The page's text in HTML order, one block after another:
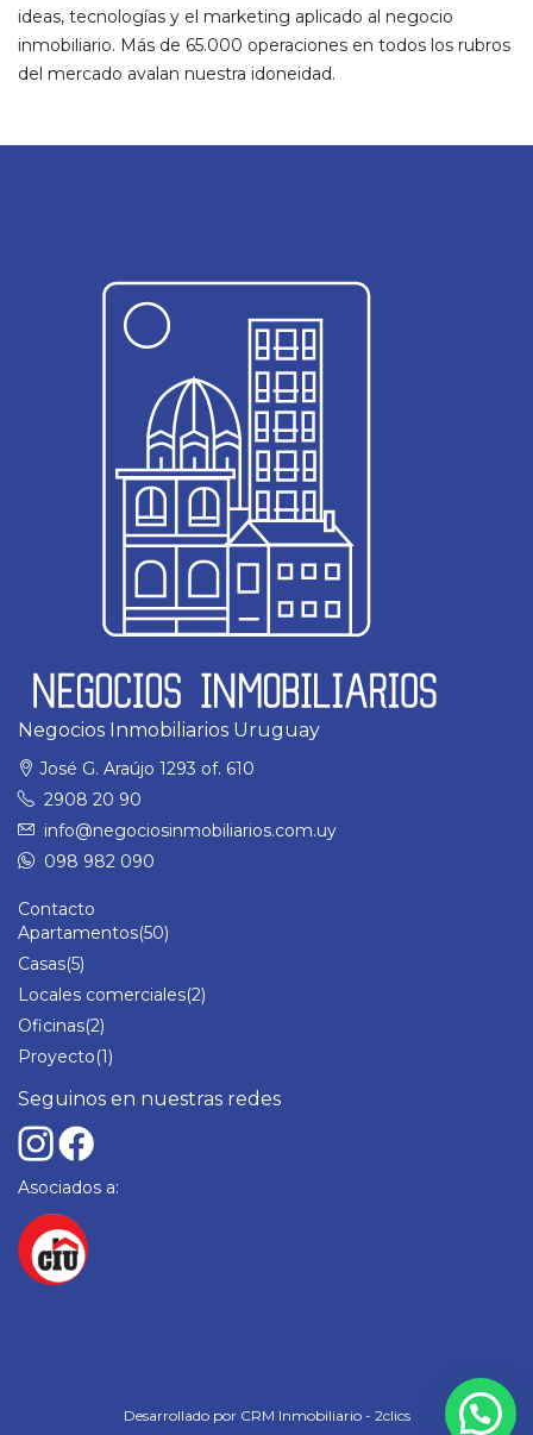
ideas, tecnologías y el marketing aplicado al negocio
inmobiliario. Más de 65.000 operaciones en todos los rubros
del mercado avalan nuestra idoneidad.
Negocios Inmobiliarios Uruguay
José G. Araújo 1293 of. 610
2908 20 90
info@negociosinmobiliarios.com.uy
098 982 090
Contacto
Apartamentos(50)
Casas(5)
Locales comerciales(2)
Oficinas(2)
Proyecto(1)
Seguinos en nuestras redes
Asociados a:
Desarrollado por CRM Inmobiliario - 2clics